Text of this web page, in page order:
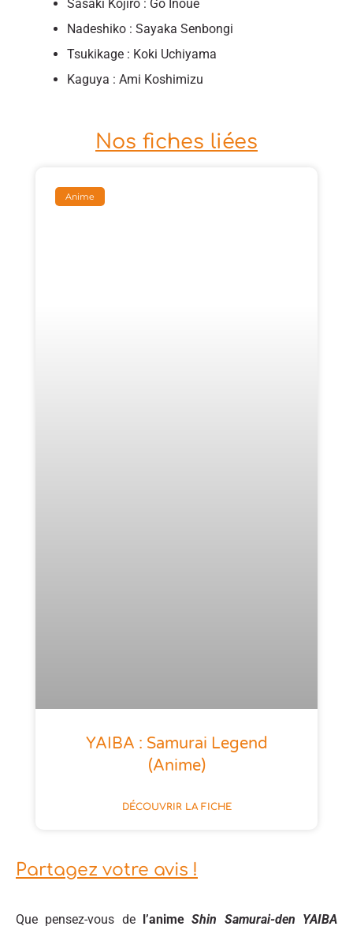
Sasaki Kojiro : Go Inoue
Nadeshiko : Sayaka Senbongi
Tsukikage : Koki Uchiyama
Kaguya : Ami Koshimizu
Nos fiches liées
Anime
YAIBA : Samurai Legend
(anime)
DÉCOUVRIR LA FICHE
Partagez votre avis !
Que pensez-vous de l’animeShin Samurai-den YAIBA